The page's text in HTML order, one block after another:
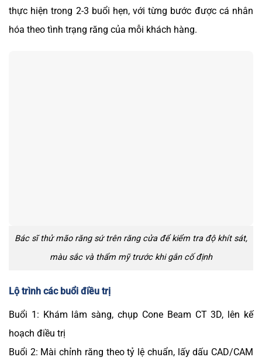
thực hiện trong 2-3 buổi hẹn, với từng bước được cá nhân
hóa theo tình trạng răng của mỗi khách hàng.
Bác sĩ thử mão răng sứ trên răng cửa để kiểm tra độ khít sát,
màu sắc và thẩm mỹ trước khi gắn cố định
Lộ trình các buổi điều trị
Buổi 1: Khám lâm sàng, chụp Cone Beam CT 3D, lên kế
hoạch điều trị
Buổi 2: Màichỉnh răng theo tỷ lệ chuẩn, lấy dấu CAD/CAM